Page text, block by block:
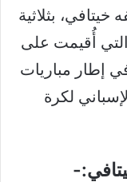
بثلاثية
التي أُقيمت على
إطار مباريات
لكرة